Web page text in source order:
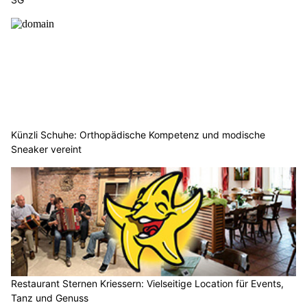
Künzli Schuhe: Orthopädische Kompetenz und modische
Sneaker vereint
Restaurant Sternen Kriessern: Vielseitige Location für Events,
Tanz und Genuss